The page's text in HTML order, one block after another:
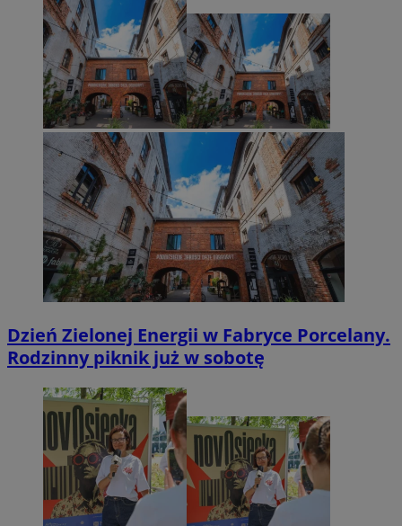
Dzień Zielonej Energii w Fabryce Porcelany.
Rodzinny piknik już w sobotę